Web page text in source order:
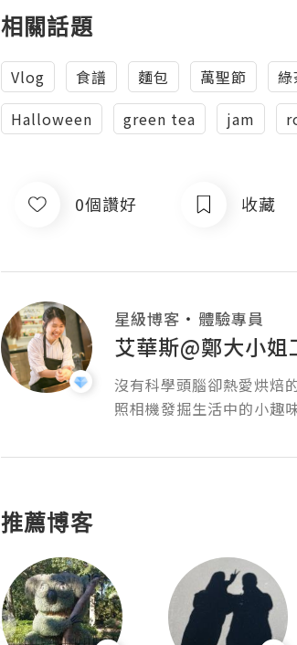
相關話題
Vlog 食譜 麵包 萬聖節 綠
Halloween
green tea jam
0個讚好 收藏
星級博客 ・ 體驗專員
艾華斯@鄭大小姐
沒有科學頭腦卻熱愛烘焙
照相機發掘生活中的小趣
推薦博客